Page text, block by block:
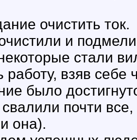
очистить ток.
и
стали
работу, взяв
было
почти
она).